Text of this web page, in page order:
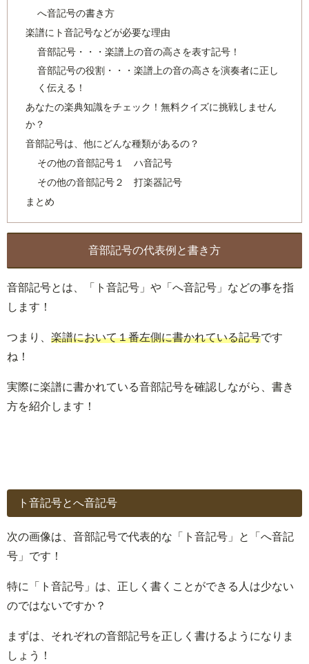
へ音記号の書き方
楽譜にト音記号などが必要な理由
音部記号・・・楽譜上の音の高さを表す記号！
音部記号の役割・・・楽譜上の音の高さを演奏者に正し
く伝える！
あなたの楽典知識をチェック！無料クイズに挑戦しません
か？
音部記号は、他にどんな種類があるの？
その他の音部記号１ ハ音記号
その他の音部記号２ 打楽器記号
まとめ
音部記号の代表例と書き方
音部記号とは、「ト音記号」や「へ音記号」などの事を指
します！
つまり、 楽譜において１番左側に書かれている記号です
ね！
実際に楽譜に書かれている音部記号を確認しながら、書き
方を紹介します！
ト音記号とへ音記号
次の画像は、音部記号で代表的な「ト音記号」と「へ音記
号」です！
特に「ト音記号」は、正しく書くことができる人は少ない
のではないですか？
まずは、それぞれの音部記号を正しく書けるようになりま
しょう！